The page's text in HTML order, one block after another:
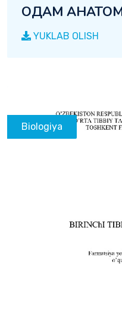
ОДАМ
YUKLAB OLISH
Biologiya